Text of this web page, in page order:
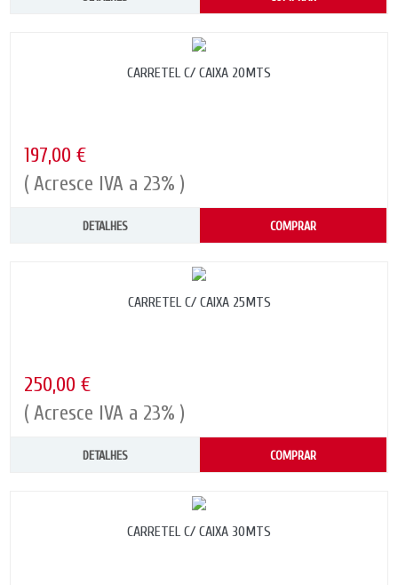
CARRETEL C/ CAIXA 20MTS
197,00 €
( Acresce IVA a 23% )
DETALHES COMPRAR
CARRETEL C/ CAIXA 25MTS
250,00 €
( Acresce IVA a 23% )
DETALHES COMPRAR
CARRETEL C/ CAIXA 30MTS